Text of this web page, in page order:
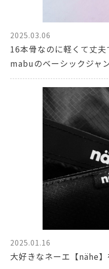
2025.03.06
16本骨なのに軽くて丈
mabuのベーシックジャ
2025.01.16
大好きなネーエ【nähe】